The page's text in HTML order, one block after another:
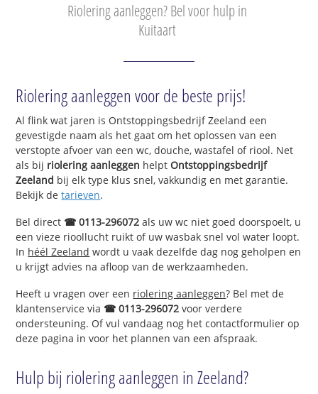
Riolering aanleggen? Bel voor hulp in
Kuitaart
Riolering aanleggen voor de beste prijs!
Al flink wat jaren is Ontstoppingsbedrijf Zeeland een
gevestigde naam als het gaat om het oplossen van een
verstopte afvoer van een wc, douche, wastafel of riool. Net
als bij riolering aanleggen helptOntstoppingsbedrijf
Zeeland bij elk type klus snel, vakkundig en met garantie.
Bekijk detarieven.
Bel direct ☎ 0113-296072 als uw wc niet goed doorspoelt, u
een vieze rioollucht ruikt of uw wasbak snel vol water loopt.
In héél Zeeland wordt u vaak dezelfde dag nog geholpen en
u krijgt advies na afloop van de werkzaamheden.
Heeft u vragen over een riolering aanleggen? Bel met de
klantenservice via ☎ 0113-296072 voor verdere
ondersteuning. Of vul vandaag nog het contactformulier op
deze pagina in voor het plannen van een afspraak.
Hulp bij riolering aanleggen in Zeeland?